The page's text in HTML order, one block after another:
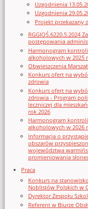
Uzgodnienia
Uzgodnienia
Projekt przekazany
RGGIOŚ.6220.5.2024
postępowania
Harmonogram
alkoholowych w 2025
Obwieszczenia
Konkurs ofert na
zdrowia
Konkurs ofert na
zdrowia - Program
leczniczej dla
rok 2026
Harmonogram
alkoholowych w 2026
Informacja o
obszarów
województwa
promieniowania
Praca
Konkurs na
Noblistów Polskich w
Dyrektor Zespołu
Referent w Biurze